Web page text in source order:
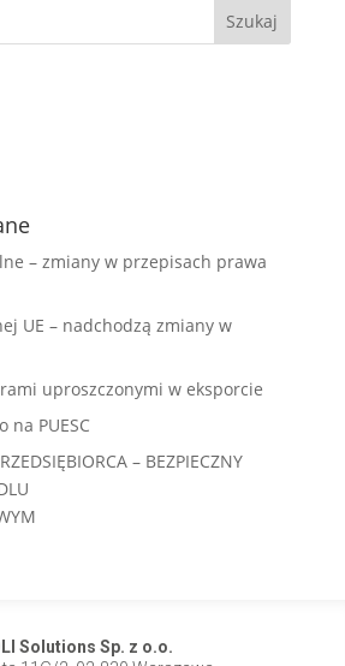
– zmiany w przepisach prawa
UE – nadchodzą zmiany w
uproszczonymi w eksporcie
na PUESC
– BEZPIECZNY
Solutions Sp. z o.o.